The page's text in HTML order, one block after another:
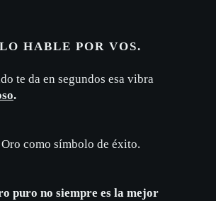
HABLE POR VOS.
te da en segundos esa vibra
.
como símbolo de éxito.
puro no siempre es la mejor